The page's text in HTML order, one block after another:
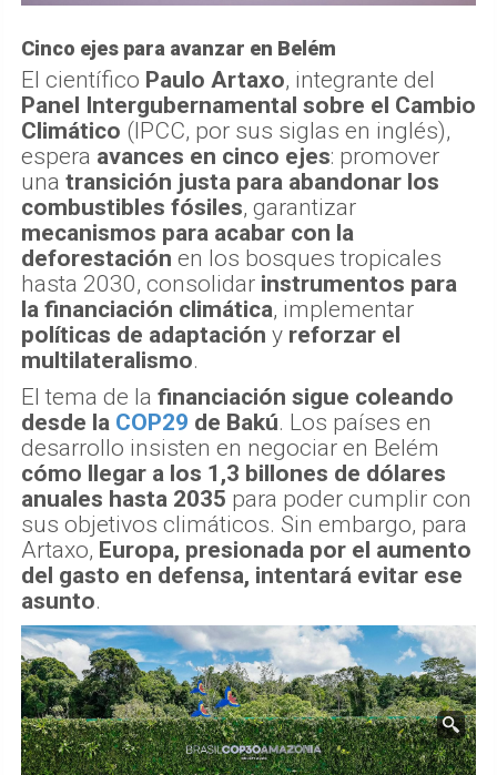
Cinco ejes para avanzar en Belém
El científico Paulo Artaxo, integrante del
Panel Intergubernamental sobre el Cambio
Climático (IPCC, por sus siglas en inglés),
espera avances en cinco ejes: promover
una transición justa para abandonar los
combustibles fósiles, garantizar
mecanismos para acabar con la
deforestación en los bosques tropicales
hasta 2030, consolidar instrumentos para
la financiación climática, implementar
políticas de adaptación y reforzar el
multilateralismo.
El tema de la financiación sigue coleando
desde la COP29 de Bakú. Los países en
desarrollo insisten en negociar en Belém
cómo llegar a los 1,3 billones de dólares
anuales hasta 2035 para poder cumplir con
sus objetivos climáticos. Sin embargo, para
Artaxo, Europa, presionada por el aumento
del gasto en defensa, intentará evitar ese
asunto.